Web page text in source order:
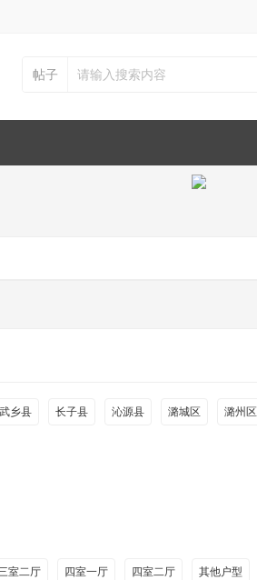
帖子
武乡县 长子县 沁源县 潞城区 潞州区
室二厅 四室一厅 四室二厅 其他户型